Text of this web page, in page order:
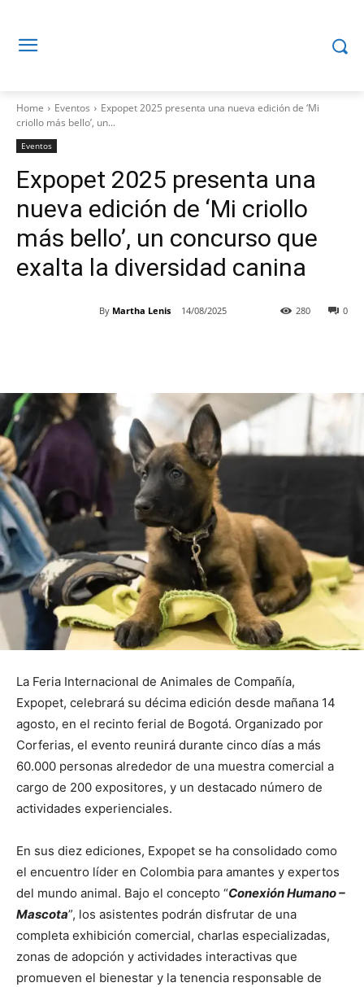
Home Eventos
Expopet 2025 presenta una nueva edición de ‘Mi
criollo más bello’, un...
Eventos
Expopet 2025 presenta una
nueva edición de ‘Mi criollo
más bello’, un concurso que
exalta la diversidad canina
By Martha Lenis 14/08/2025 0
280
La Feria Internacional de Animales de Compañía,
Expopet, celebrará su décima edición desde mañana 14
agosto, en el recinto ferial de Bogotá. Organizado por
Corferias, el evento reunirá durante cinco días a más
60.000 personas alrededor de una muestra comercial a
cargo de 200 expositores, y un destacado número de
actividades experienciales.
En sus diez ediciones, Expopet se ha consolidado como
el encuentro líder en Colombia para amantes y expertos
del mundo animal. Bajo el concepto “Conexión Humano –
Mascota”, los asistentes podrán disfrutar de una
completa exhibición comercial, charlas especializadas,
zonas de adopción y actividades interactivas que
promueven el bienestar y la tenencia responsable de